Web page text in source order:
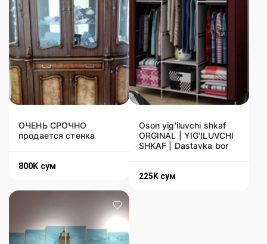
ОЧЕНЬ СРОЧНО
продается стенка
800K сум
Oson yig'iluvchi shkaf
ORGINAL | YIG'ILUVCHI
SHKAF | Dastavka bor
225K сум